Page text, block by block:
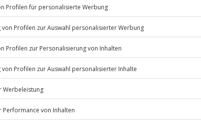
Terminen verfügbar
Listenansicht
© OpenStreetMaps